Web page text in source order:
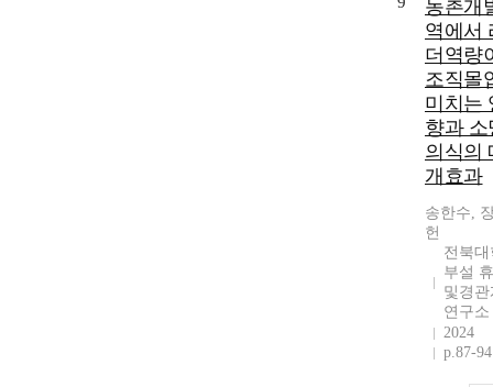
농촌개
역에서
더역량
조직몰
미치는
향과 소
의식의
개효과
송한수,
헌
전북
부설
및경
연구소
2024
p.87-94